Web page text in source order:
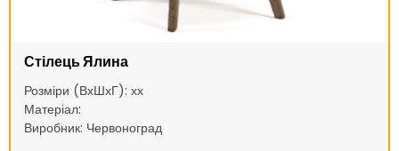
Стілець Ялина
Розміри (ВхШхГ): хх
Матеріал:
Виробник: Червоноград